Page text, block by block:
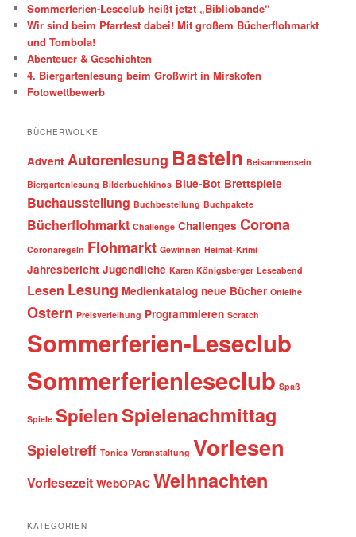
n
Sommerferien-Leseclub heißt jetzt „Bibliobande“
Wir sind beim Pfarrfest dabei! Mit großem Bücherflohmarkt
und Tombola!
Abenteuer & Geschichten
4. Biergartenlesung beim Großwirt in Mirskofen
Fotowettbewerb
BÜCHERWOLKE
Advent Autorenlesung Basteln Beisammensein
Biergartenlesung Bilderbuchkinos Blue-Bot Brettspiele
Buchausstellung Buchbestellung Buchpakete
Bücherflohmarkt Challenge Challenges Corona
Coronaregeln Flohmarkt Gewinnen Heimat-Krimi
Jahresbericht Jugendliche Karen Königsberger Leseabend
Lesen Lesung Medienkatalog neue Bücher Onleihe
Ostern Preisverleihung Programmieren Scratch
Sommerferien-Leseclub
Sommerferienleseclub Spaß
Spiele SpielenSpielenachmittag
Spieletreff Tonies Veranstaltung Vorlesen
Vorlesezeit WebOPAC Weihnachten
KATEGORIEN